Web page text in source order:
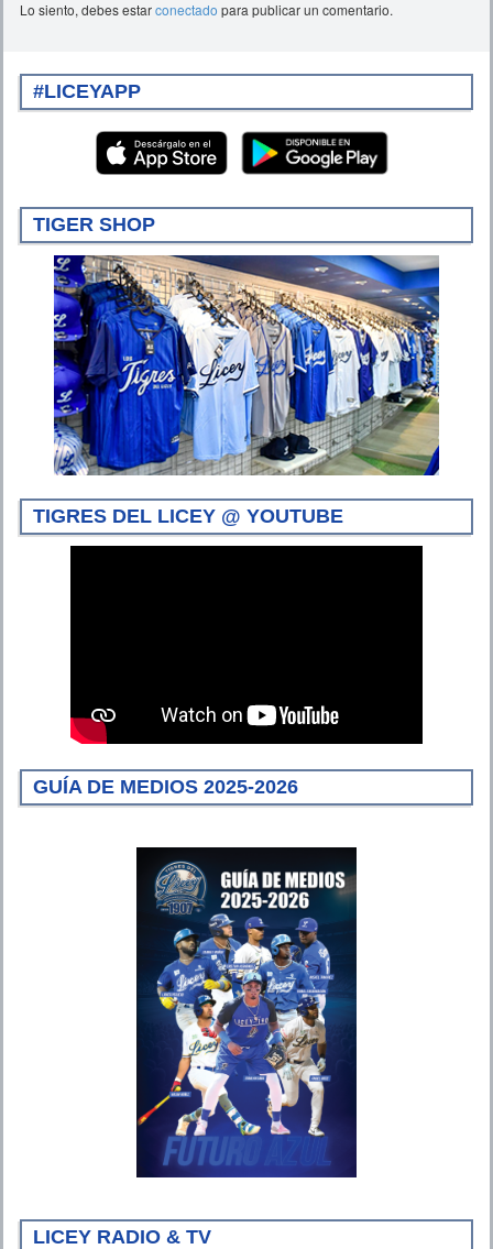
Lo siento, debes estarconectado para publicar un comentario.
#LICEYAPP
TIGER SHOP
TIGRES DEL LICEY @ YOUTUBE
GUÍA DE MEDIOS 2025-2026
LICEY RADIO & TV